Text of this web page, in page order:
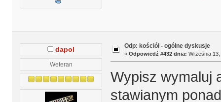
dapol
Weteran
Odp: kościół - ogólne dyskusje
« Odpowiedź #432 dnia: Września 13,
Wypisz wymaluj
stawianym